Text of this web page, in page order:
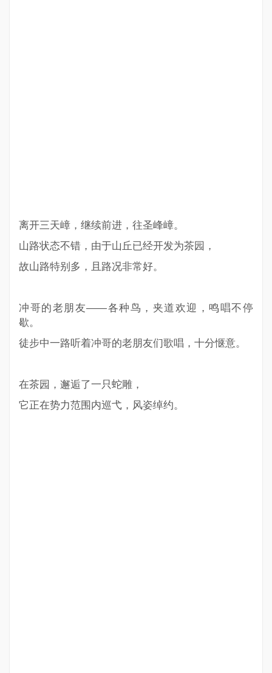
离开三天嶂，继续前进，往圣峰嶂。
山路状态不错，由于山丘已经开发为茶园，
故山路特别多，且路况非常好。
冲哥的老朋友——各种鸟，夹道欢迎，鸣唱不停
歇。
徒步中一路听着冲哥的老朋友们歌唱，十分惬意。
在茶园，邂逅了一只蛇雕，
它正在势力范围内巡弋，风姿绰约。